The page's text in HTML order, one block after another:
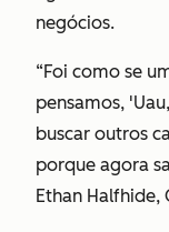
negócios.
“Foi como se
pensamos,
buscar outros
porque agora
Ethan Halfhide,